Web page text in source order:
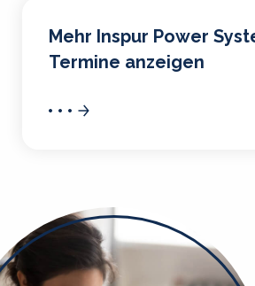
Mehr Inspur Power
Termine anzeigen